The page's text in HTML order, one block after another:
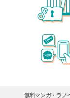
無料マンガ・ラノ